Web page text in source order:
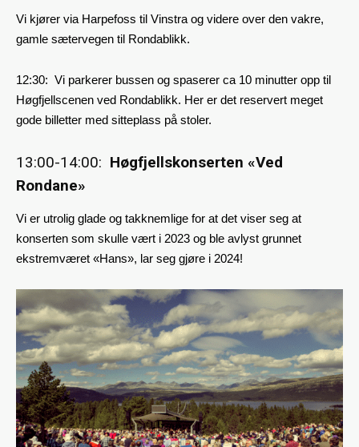
Vi kjører via Harpefoss til Vinstra og videre over den vakre,
gamle sætervegen til Rondablikk.
12:30: Vi parkerer bussen og spaserer ca 10 minutter opp til
Høgfjellscenen ved Rondablikk. Her er det reservert meget
gode billetter med sitteplass på stoler.
13:00-14:00: Høgfjellskonserten «Ved
Rondane»
Vi er utrolig glade og takknemlige for at det viser seg at
konserten som skulle vært i 2023 og ble avlyst grunnet
ekstremværet «Hans», lar seg gjøre i 2024!